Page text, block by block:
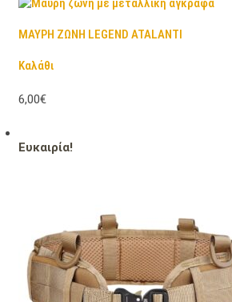
ΜΑΥΡΗ ΖΩΝΗ LEGEND ATALANTI
Καλάθι
6,00€
Ευκαιρία!